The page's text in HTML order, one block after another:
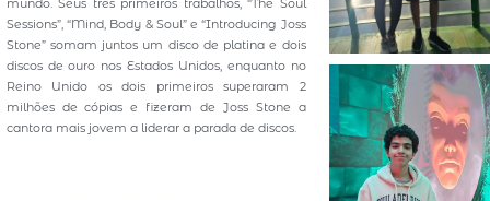
Sessions”, “Mind, Body & Soul” e “Introducing Joss
Stone” somam juntos um disco de platina e dois
discos de ouro nos Estados Unidos, enquanto no
Reino Unido os dois primeiros superaram 2
milhões de cópias e fizeram de Joss Stone a
cantora mais jovem a liderar a parada de discos.